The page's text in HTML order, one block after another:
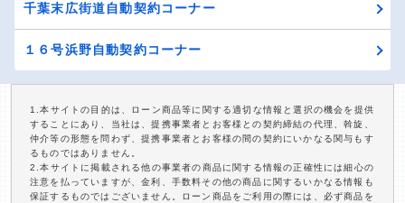
千葉末広街道自動契約コーナー
１６号浜野自動契約コーナー
1.本サイトの目的は、ローン商品等に関する適切な情報と選択の機会を提供
することにあり、当社は、提携事業者とお客様との契約締結の代理、斡旋、
仲介等の形態を問わず、提携事業者とお客様の間の契約にいかなる関与もす
るものではありません。
2.本サイトに掲載される他の事業者の商品に関する情報の正確性には細心の
注意を払っていますが、金利、手数料その他の商品に関するいかなる情報も
保証するものではございません。ローン商品をご利用の際には、必ず商品を